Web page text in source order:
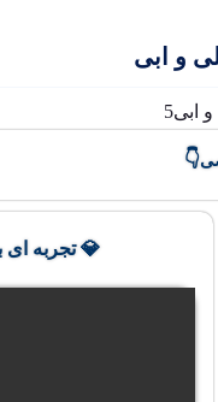
و ابی
👇
💎 تجربه ای